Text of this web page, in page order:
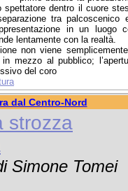
spettatore dentro il cuore
tra
in un luogo
lentamente con la realtà.
non viene
mezzo al pubblico;
del coro
dal Centro-Nord
strozza
Simone Tomei